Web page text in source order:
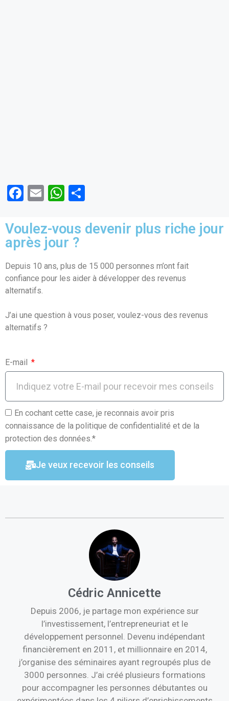
F
ce
b
o
o
k
E
ail
W
at
s
A
p
ta
er
Voulez-vous devenir plus riche jour
après jour ?
Depuis 10 ans, plus de 15 000 personnes m’ont fait
confiance pour les aider à développer des revenus
alternatifs.
J’ai une question à vous poser, voulez-vous des revenus
alternatifs ?
E-mail
En cochant cette case, je reconnais avoir pris
connaissance de la politique de confidentialité et de la
protection des données.*
Je veux recevoir les conseils
Cédric Annicette
Depuis 2006, je partage mon expérience sur
l’investissement, l’entrepreneuriat et le
développement personnel. Devenu indépendant
financièrement en 2011, et millionnaire en 2014,
j’organise des séminaires ayant regroupés plus de
3000 personnes. J’ai créé plusieurs formations
pour accompagner les personnes débutantes ou